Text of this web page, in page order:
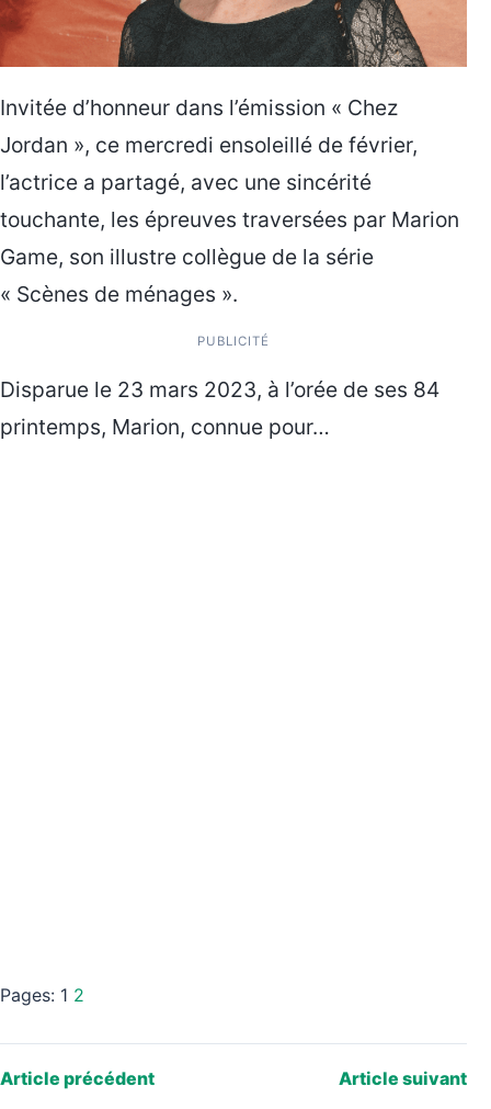
Invitée d’honneur dans l’émission « Chez
Jordan », ce mercredi ensoleillé de février,
l’actrice a partagé, avec une sincérité
touchante, les épreuves traversées par Marion
Game, son illustre collègue de la série
« Scènes de ménages ».
PUBLICITÉ
Disparue le 23 mars 2023, à l’orée de ses 84
printemps, Marion, connue pour…
Pages: 1 2
Article précédent Article suivant